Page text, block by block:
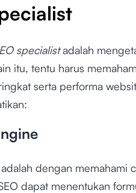
specialistadalah
itu, tentu harus
serta performa
dengan memahami
dapat menentukan